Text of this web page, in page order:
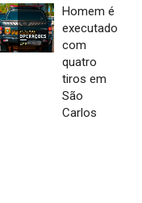
Homem é
executado
com
quatro
tiros em
São
Carlos